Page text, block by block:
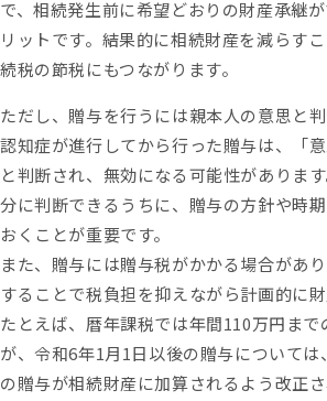
で、相続発生前に希望どおりの財産承継
リットです。結果的に相続財産を減らす
続税の節税にもつながります。
ただし、贈与を行うには親本人の意思と判
認知症が進行してから行った贈与は、「意
と判断され、無効になる可能性がありま
分に判断できるうちに、贈与の方針や時
おくことが重要です。
また、贈与には贈与税がかかる場合があ
することで税負担を抑えながら計画的に財
たとえば、暦年課税では年間110万円ま
が、令和6年1月1日以後の贈与について
の贈与が相続財産に加算されるよう改正さ